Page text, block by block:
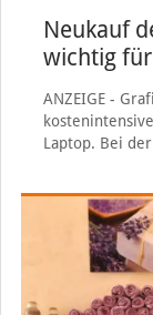
Neukauf
wichtig
ANZEIGE -
Laptop. Bei